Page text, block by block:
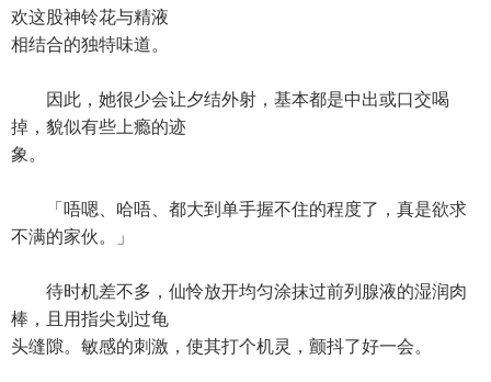
欢这股神铃花与精液
相结合的独特味道。
因此，她很少会让夕结外射，基本都是中出或口交喝
掉，貌似有些上瘾的迹
象。
「唔嗯、哈唔、都大到单手握不住的程度了，真是欲求
不满的家伙。」
待时机差不多，仙怜放开均匀涂抹过前列腺液的湿润肉
棒，且用指尖划过龟
头缝隙。敏感的刺激，使其打个机灵，颤抖了好一会。